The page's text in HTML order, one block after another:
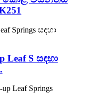
Leaf S සඳහා